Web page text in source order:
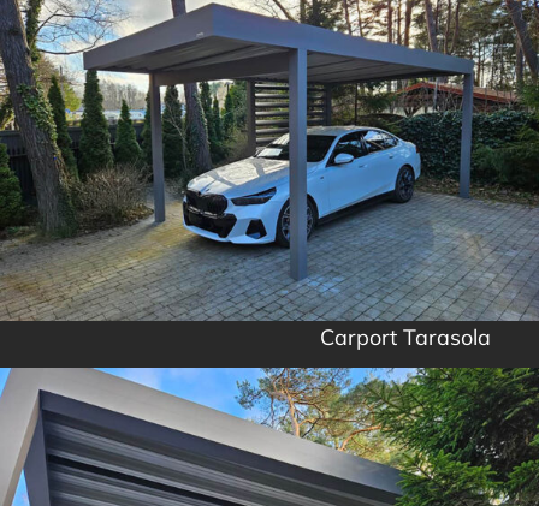
Carport Tarasola